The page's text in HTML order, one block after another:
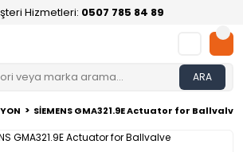
Hizmetleri: 0507 785 84 89
ARA
SİEMENS GMA321.9E Actuator for Ballvalve